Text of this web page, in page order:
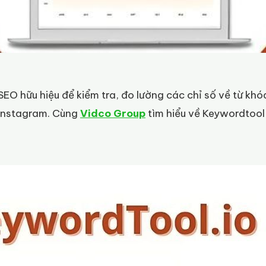
hữu hiệu để kiểm tra, đo lường các chỉ số về từ
Cùng Vidco Group tìm hiểu về Keywordtool